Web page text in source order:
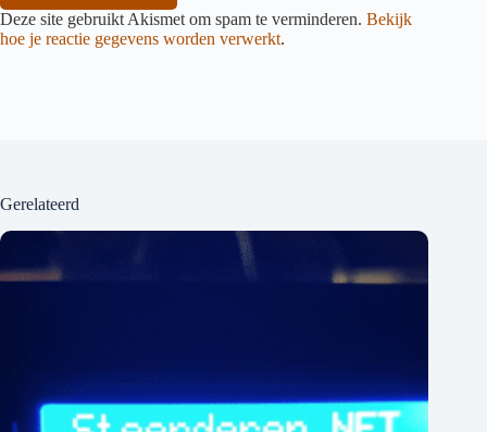
Deze site gebruikt Akismet om spam te verminderen. Bekijk
hoe je reactie gegevens worden verwerkt.
Gerelateerd